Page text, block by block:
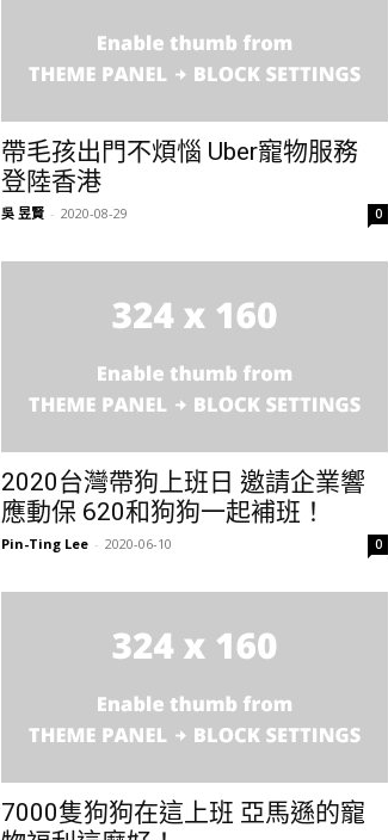
帶毛孩出門不煩惱 Uber寵物服務
登陸香港
吳 昱賢 - 2020-08-29 0
2020台灣帶狗上班日 邀請企業響
應動保 620和狗狗一起補班！
Pin-Ting Lee - 2020-06-10 0
7000隻狗狗在這上班 亞馬遜的寵